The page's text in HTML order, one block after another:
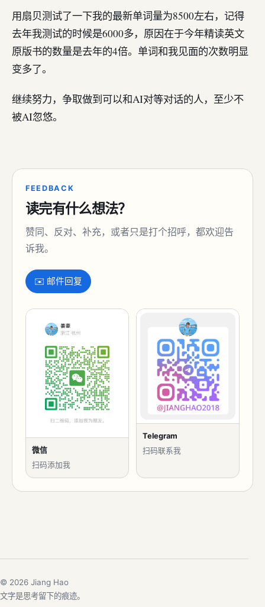
用扇贝测试了一下我的最新单词量为8500左右，记得
去年我测试的时候是6000多，原因在于今年精读英文
原版书的数量是去年的4倍。单词和我见面的次数明显
变多了。
继续努力，争取做到可以和AI对等对话的人，至少不
被AI忽悠。
FEEDBACK
读完有什么想法？
赞同、反对、补充，或者只是打个招呼，都欢迎告
诉我。
✉️ 邮件回复
微信
扫码添加我
Telegram
扫码联系我
© 2026 Jiang Hao
文字是思考留下的痕迹。